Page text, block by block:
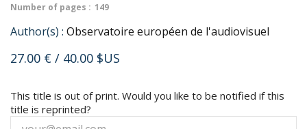
Number of pages : 149
Author(s) : Observatoire européen de l'audiovisuel
27.00 € / 40.00 $US
This title is out of print. Would you like to be notified if this
title is reprinted?